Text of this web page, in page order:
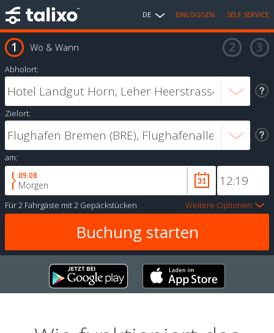
DE EINLOGGEN SELF SERVICE
Wo & Wann
Abholort:
Zielort:
am:
09.08
Morgen
Für2 Fahrgäste mit2 Gepäckstücken Weitere Optionen